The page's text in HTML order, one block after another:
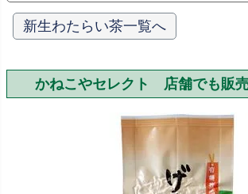
新生わたらい茶一覧へ
かねこやセレクト 店舗でも販